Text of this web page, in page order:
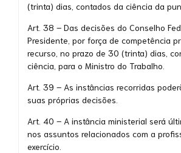
(trinta) dias, contados da ciência da
Art. 38 – Das decisões do Conselho
Presidente, por força de competência
recurso, no prazo de 30 (trinta) dias,
ciência, para o Ministro do Trabalho.
Art. 39 – As instâncias recorridas
suas próprias decisões.
Art. 40 – A instância ministerial será
nos assuntos relacionados com a
exercício.